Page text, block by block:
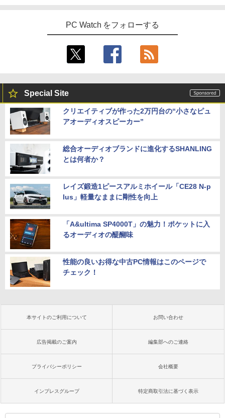
PC Watch をフォローする
Special Site
クリエイティブが作った2万円台の“小さなピュ
アオーディオスピーカー”
総合オーディオブランドに進化するSHANLING
とは何者か？
レイズ鍛造1ピースアルミホイール「CE28 N-p
lus」軽量なままに剛性を向上
「A&ultima SP4000T」の魅力！ポケットに入
るオーディオの醍醐味
性能の良いお得な中古PC情報はこのページで
チェック！
本サイトのご利用について お問い合わせ
広告掲載のご案内 編集部へのご連絡
プライバシーポリシー 会社概要
インプレスグループ 特定商取引法に基づく表示